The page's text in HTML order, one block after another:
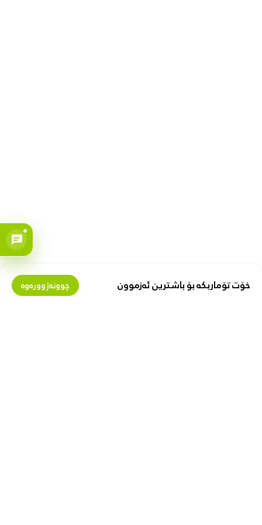
خۆت تۆماربکە بۆ باشترین ئەزموون چوونەژوورەوە